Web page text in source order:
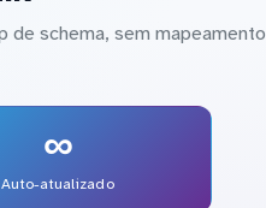
schema, sem mapeamento
∞
Auto-atualizado